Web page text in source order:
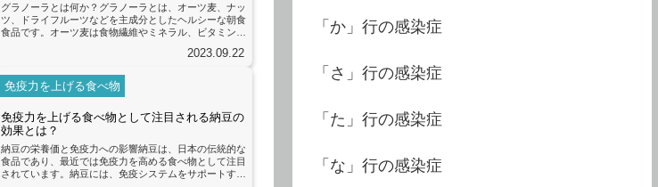
グラノーラとは何か？グラノーラとは、オーツ麦、ナッ
ツ、ドライフルーツなどを主成分としたヘルシーな朝食
食品です。オーツ麦は食物繊維やミネラル、ビタミンB
ンパク質が含まれています。また、ドライフルーツには
を高める効果があります。グラノーラは免疫力を高める
ための栄養素をバランス良く含んでいるため、注目され
分は、免疫細胞の活性化を促し...
2023.09.22
免疫力を上げる食べ物
免疫力を上げる食べ物として注目される納豆の
効果とは？
納豆の栄養価と免疫力への影響納豆は、日本の伝統的な
食品であり、最近では免疫力を高める食べ物として注目
されています。納豆には、免疫システムをサポートする
「か」行の感染症
「さ」行の感染症
「た」行の感染症
「な」行の感染症